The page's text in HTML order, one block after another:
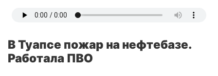
В Туапсе пожар на нефтебазе.
Работала ПВО